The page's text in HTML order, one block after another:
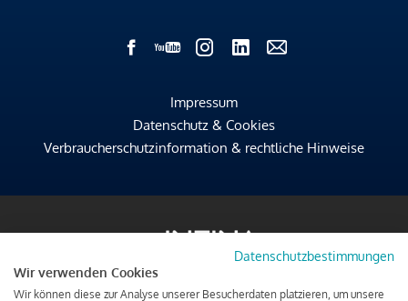
Impressum
Datenschutz & Cookies
Verbraucherschutzinformation & rechtliche Hinweise
Datenschutzbestimmungen
Wir verwenden Cookies
Wir können diese zur Analyse unserer Besucherdaten platzieren, um unsere